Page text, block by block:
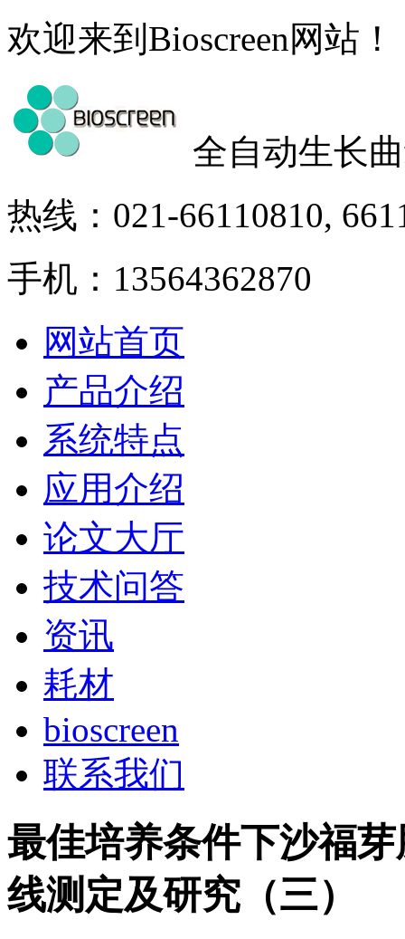
欢迎来到Bioscreen网站！
全自动生长
热线：021-66110810,
手机：13564362870
网站首页
产品介绍
系统特点
应用介绍
论文大厅
技术问答
资讯
耗材
bioscreen
联系我们
最佳培养条件下沙福
线测定及研究（三）